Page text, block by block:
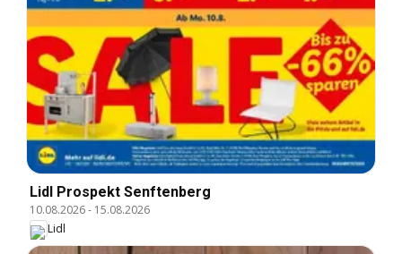
Lidl Prospekt Senftenberg
10.08.2026- 15.08.2026
Lidl